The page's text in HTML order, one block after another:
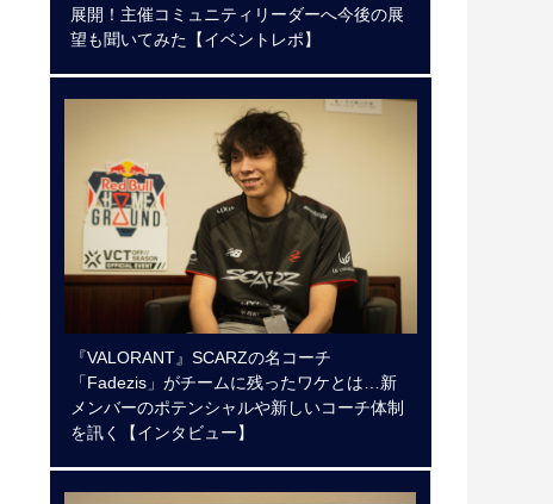
展開！主催コミュニティリーダーへ今後の展
望も聞いてみた【イベントレポ】
『VALORANT』SCARZの名コーチ
「Fadezis」がチームに残ったワケとは…新
メンバーのポテンシャルや新しいコーチ体制
を訊く【インタビュー】